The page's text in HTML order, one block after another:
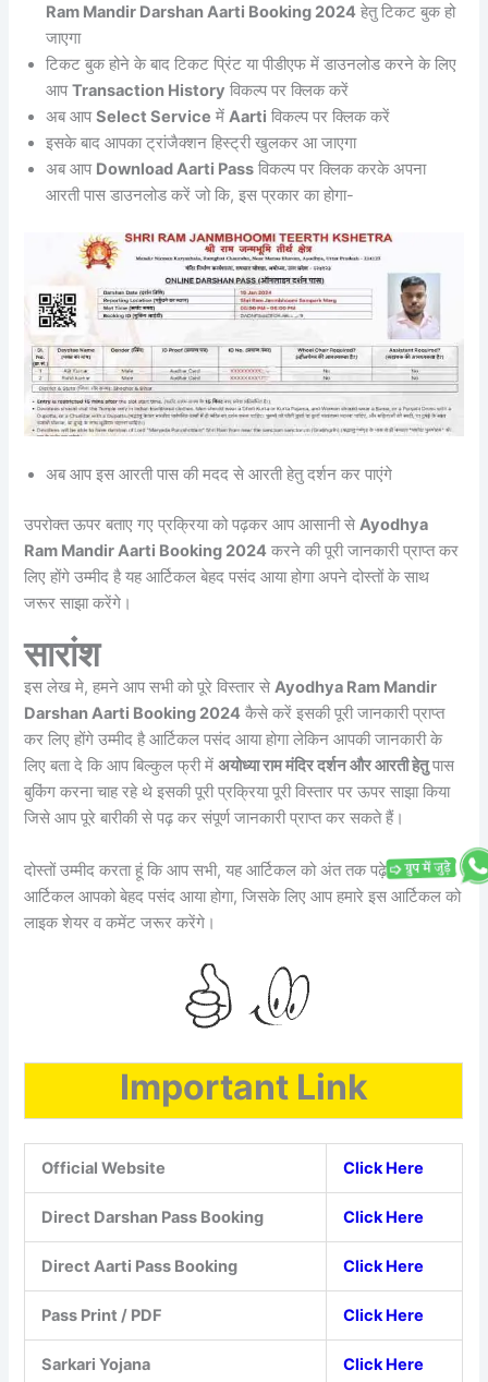
Ram Mandir Darshan Aarti Booking 2024 हेतु टिकट बुक हो
जाएगा
टिकट बुक होने के बाद टिकट प्रिंट या पीडीएफ में डाउनलोड करने के लिए
आपTransaction History विकल्प पर क्लिक करें
अब आपSelect Service मेंAarti विकल्प पर क्लिक करें
इसके बाद आपका ट्रांजैक्शन हिस्ट्री खुलकर आ जाएगा
अब आप Download Aarti Pass विकल्प पर क्लिक करके अपना
आरती पास डाउनलोड करें जो कि, इस प्रकार का होगा-
अब आप इस आरती पास की मदद से आरती हेतु दर्शन कर पाएंगे
उपरोक्त ऊपर बताए गए प्रक्रिया को पढ़कर आप आसानी सेAyodhya
Ram Mandir Aarti Booking 2024 करने की पूरी जानकारी प्राप्त कर
लिए होंगे उम्मीद है यह आर्टिकल बेहद पसंद आया होगा अपने दोस्तों के साथ
जरूर साझा करेंगे।
सारांश
इस लेख मे, हमने आप सभी को पूरे विस्तार सेAyodhya Ram Mandir
Darshan Aarti Booking 2024 कैसे करें इसकी पूरी जानकारी प्राप्त
कर लिए होंगे उम्मीद है आर्टिकल पसंद आया होगा लेकिन आपकी जानकारी के
लिए बता दे कि आप बिल्कुल फ्री मेंअयोध्या राम मंदिर दर्शन और आरती हेतुपास
बुकिंग करना चाह रहे थे इसकी पूरी प्रक्रिया पूरी विस्तार पर ऊपर साझा किया
जिसे आप पूरे बारीकी से पढ़ कर संपूर्ण जानकारी प्राप्त कर सकते हैं।
दोस्तों उम्मीद करता हूं कि आप सभी, यह आर्टिकल को अंत तक पढ़े होंगे एवं यह
आर्टिकल आपको बेहद पसंद आया होगा, जिसके लिए आप हमारे इस आर्टिकल को
लाइक शेयर व कमेंट जरूर करेंगे।
Important Link
Official Website Click Here
Direct Darshan Pass Booking Click Here
Direct Aarti Pass Booking Click Here
Pass Print / PDF Click Here
Sarkari Yojana Click Here